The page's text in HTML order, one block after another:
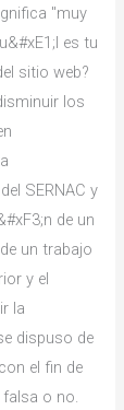
"muy
es tu
sitio web?
los
SERNAC y
de un
un trabajo
y el
la
dispuso de
el fin de
falsa o no.